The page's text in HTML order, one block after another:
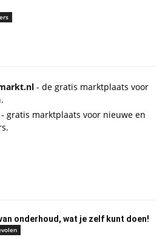
- de gratis marktplaats voor
- gratis marktplaats voor nieuwe en
onderhoud, wat je zelf kunt doen!